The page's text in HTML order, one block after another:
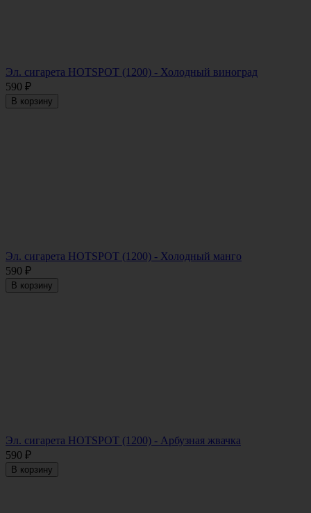
Эл. сигарета HOTSPOT (1200) - Холодный виноград
590 ₽
В корзину
Эл. сигарета HOTSPOT (1200) - Холодный манго
590 ₽
В корзину
Эл. сигарета HOTSPOT (1200) - Арбузная жвачка
590 ₽
В корзину